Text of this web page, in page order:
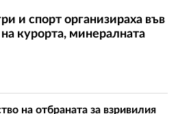
и спорт организираха във
курорта, минералната
на отбраната за взривилия